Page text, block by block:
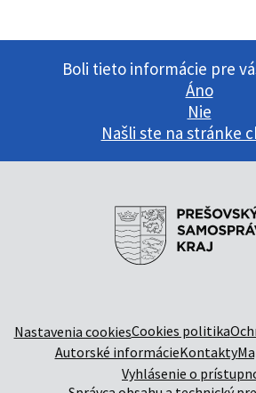
Boli tieto informácie pre
Áno
Nie
Našli ste na stránke
Nastavenia cookiesCookies politika
Autorské informácieKontakty
Vyhlásenie o